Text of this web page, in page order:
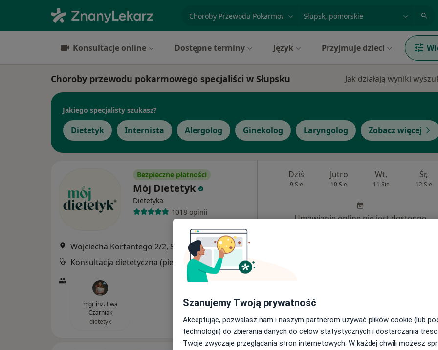
Konsultacje online Dostępne terminy Język Przyjmuje dzieci
Choroby przewodu pokarmowego specjaliści w Słupsku Jak działają wyniki
Jakiego specjalisty szukasz?
Dietetyk Internista Alergolog Ginekolog Laryngolog Zobacz więcej
Bezpieczne płatności
Mój Dietetyk
Dietetyka
1018 opinii
Wojciecha Korfantego 2/2, Słupsk
Mapa
Konsultacja dietetyczna (pierwsza wizyta)
170 zł
mgr inż. Ewa
Czarniak
dietetyk
Dziś
9 Sie
Jutro
10 Sie
Wt,
11 Sie
Śr,
12 Sie
Umawianie online nie jest dostępne
Szanujemy Twoją prywatność
Akceptując, pozwalasz nam i naszym partnerom używać plików cookie (lub
technologii) do zbierania danych do celów statystycznych i dostarczania
Twoje zwyczaje przeglądania stron internetowych. W każdej chwili możesz